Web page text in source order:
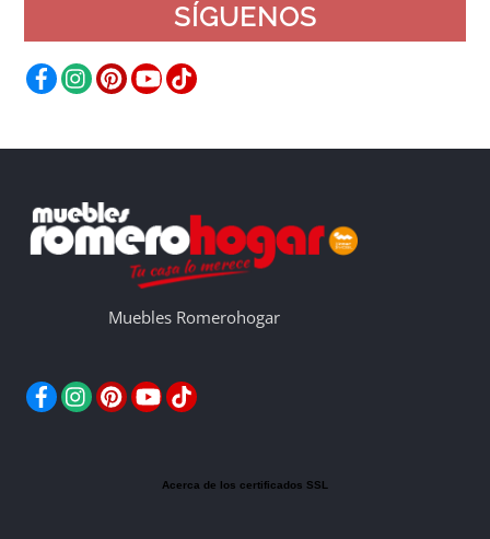
SÍGUENOS
Facebook
Instagram
Pinterest
YouTube
TikTok
Muebles Romerohogar
Facebook
Instagram
PinterestYouTube
TikTok
Acerca de los certificados SSL